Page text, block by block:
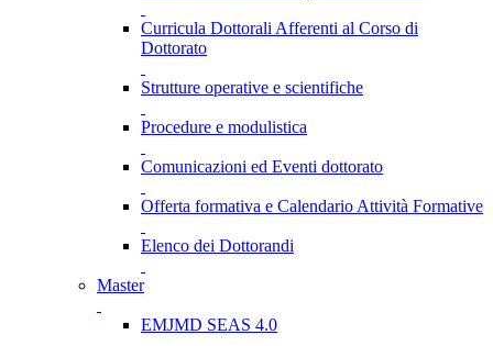
Curricula Dottorali Afferenti al Corso di
Dottorato
Strutture operative e scientifiche
Procedure e modulistica
Comunicazioni ed Eventi dottorato
Offerta formativa e Calendario Attività Formative
Elenco dei Dottorandi
Master
EMJMD SEAS 4.0